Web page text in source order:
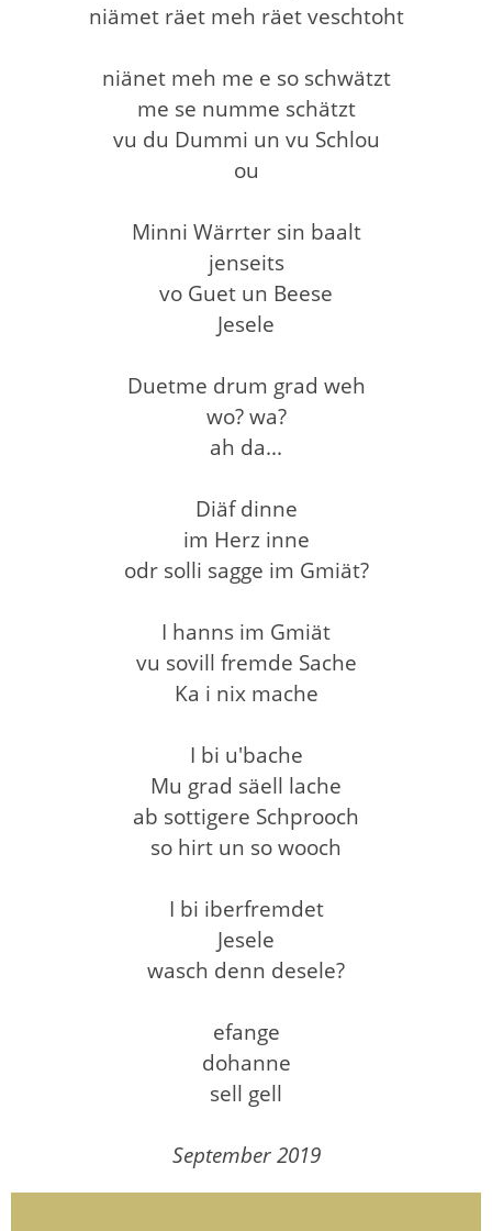
niämet räet meh räet veschtoht
niänet meh me e so schwätzt
me se numme schätzt
vu du Dummi un vu Schlou
ou
Minni Wärrter sin baalt
jenseits
vo Guet un Beese
Jesele
Duetme drum grad weh
wo? wa?
ah da...
Diäf dinne
im Herz inne
odr solli sagge im Gmiät?
I hanns im Gmiät
vu sovill fremde Sache
Ka i nix mache
I bi u'bache
Mu grad säell lache
ab sottigere Schprooch
so hirt un so wooch
I bi iberfremdet
Jesele
wasch denn desele?
efange
dohanne
sell gell
September 2019